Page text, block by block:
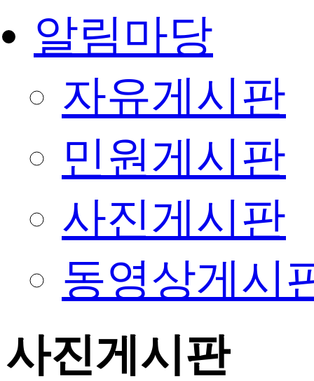
알림마당
자유게시판
민원게시판
사진게시판
동영상게시
사진게시판